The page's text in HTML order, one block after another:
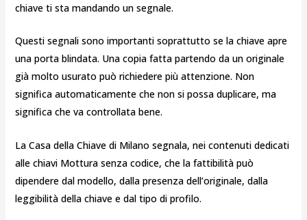
chiave ti sta mandando un segnale.
Questi segnali sono importanti soprattutto se la chiave apre
una porta blindata. Una copia fatta partendo da un originale
già molto usurato può richiedere più attenzione. Non
significa automaticamente che non si possa duplicare, ma
significa che va controllata bene.
La Casa della Chiave di Milano segnala, nei contenuti dedicati
alle chiavi Mottura senza codice, che la fattibilità può
dipendere dal modello, dalla presenza dell’originale, dalla
leggibilità della chiave e dal tipo di profilo.